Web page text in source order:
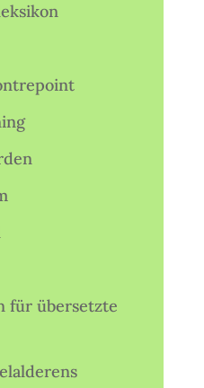
für übersetzte